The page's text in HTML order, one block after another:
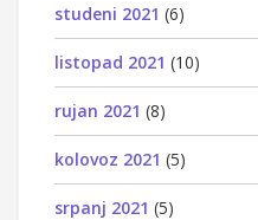
studeni 2021 (6)
listopad 2021 (10)
rujan 2021 (8)
kolovoz 2021 (5)
srpanj 2021 (5)